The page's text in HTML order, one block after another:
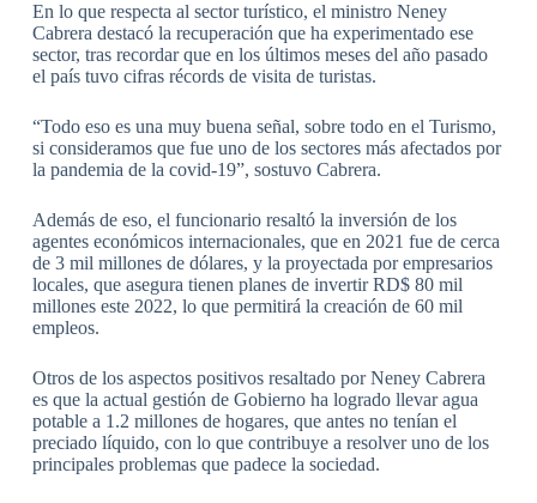
En lo que respecta al sector turístico, el ministro Neney
Cabrera destacó la recuperación que ha experimentado ese
sector, tras recordar que en los últimos meses del año pasado
el país tuvo cifras récords de visita de turistas.
“Todo eso es una muy buena señal, sobre todo en el Turismo,
si consideramos que fue uno de los sectores más afectados por
la pandemia de la covid-19”, sostuvo Cabrera.
Además de eso, el funcionario resaltó la inversión de los
agentes económicos internacionales, que en 2021 fue de cerca
de 3 mil millones de dólares, y la proyectada por empresarios
locales, que asegura tienen planes de invertir RD$ 80 mil
millones este 2022, lo que permitirá la creación de 60 mil
empleos.
Otros de los aspectos positivos resaltado por Neney Cabrera
es que la actual gestión de Gobierno ha logrado llevar agua
potable a 1.2 millones de hogares, que antes no tenían el
preciado líquido, con lo que contribuye a resolver uno de los
principales problemas que padece la sociedad.